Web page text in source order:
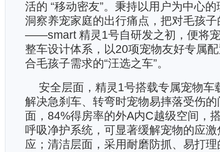
活的 “移动密友”。秉持以用户为中心
洞察养宠家庭的出行痛点，把对毛孩
——smart 精灵1号自研发之初，便将
整车设计体系，以20项宠物友好专属
合毛孩子需求的“汪选之车”。
安全层面，精灵1号搭载专属宠物车
解决急刹车、转弯时宠物易摔落受伤
面，84%得房率的外A内C越级空间，
呼吸净护系统，可显著缓解宠物的应
应；清洁层面，采用耐磨防抓、易打